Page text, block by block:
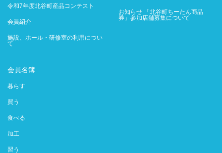
令和7年度北谷町産品コンテスト
会員紹介
施設、ホール・研修室の利用につい
て
お知らせ 「北谷町ちーたん商品
券」参加店舗募集について
会員名簿
暮らす
買う
食べる
加工
習う